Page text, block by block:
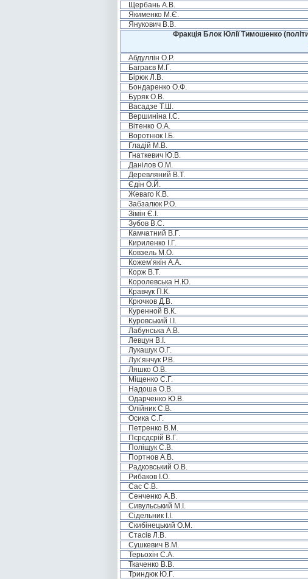
Щербань А.В.
Якименко М.Є.
Янукович В.В.
Фракція Блок Юлії Тимошенко
Абдуллін О.Р.
Баграєв М.Г.
Бірюк Л.В.
Бондаренко О.Ф.
Буряк О.В.
Васадзе Т.Ш.
Вершиніна І.С.
Вітенко О.А.
Воротнюк І.Б.
Гладій М.В.
Гнаткевич Ю.В.
Данілов О.М.
Деревляний В.Т.
Єдін О.Й.
Жеваго К.В.
Забзалюк Р.О.
Зімін Є.І.
Зубов В.С.
Камчатний В.Г.
Кириленко І.Г.
Ковзель М.О.
Кожем’якін А.А.
Корж В.Т.
Королевська Н.Ю.
Кравчук П.К.
Крючков Д.В.
Куренной В.К.
Куровський І.І.
Лабунська А.В.
Левцун В.І.
Лукашук О.Г.
Лук’янчук Р.В.
Ляшко О.В.
Міщенко С.Г.
Надоша О.В.
Одарченко Ю.В.
Олійник С.В.
Осика С.Г.
Петренко В.М.
Пєрєдєрій В.Г.
Поліщук С.В.
Портнов А.В.
Радковський О.В.
Рибаков І.О.
Сас С.В.
Сенченко А.В.
Сивульський М.І.
Сідельник І.І.
Скибінецький О.М.
Стасів Л.В.
Сушкевич В.М.
Терьохін С.А.
Ткаченко В.В.
Триндюк Ю.Г.